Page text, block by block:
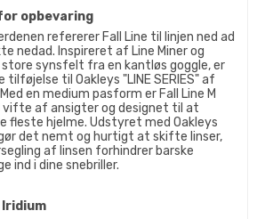
opbevaring
refererer Fall Line til linjen ned ad
nedad. Inspireret af Line Miner og
synsfelt fra en kantløs goggle, er
tilføjelse til Oakleys "LINE SERIES" af
en medium pasform er Fall Line M
af ansigter og designet til at
fleste hjelme. Udstyret med Oakleys
det nemt og hurtigt at skifte linser,
af linsen forhindrer barske
ind i dine snebriller.
Iridium